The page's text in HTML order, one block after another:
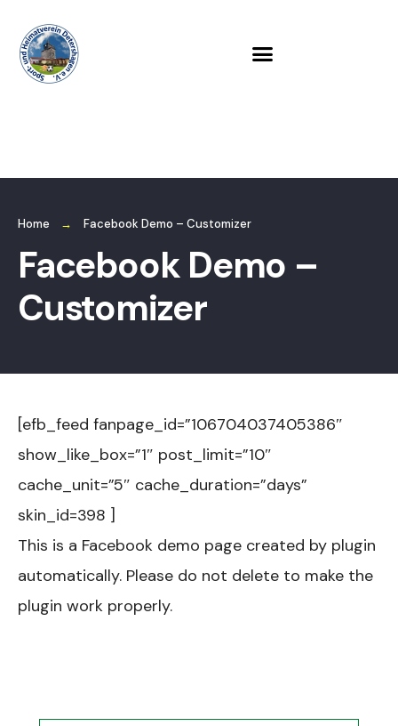
Home Facebook Demo – Customizer
Facebook Demo –
Customizer
[efb_feed fanpage_id=”106704037405386″
show_like_box=”1″ post_limit=”10″
cache_unit=”5″ cache_duration=”days”
skin_id=398 ]
This is a Facebook demo page created by plugin
automatically. Please do not delete to make the
plugin work properly.